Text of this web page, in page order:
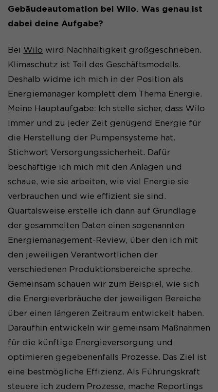
Gebäudeautomation bei Wilo. Was genau ist
dabei deine Aufgabe?
Bei Wilo wird Nachhaltigkeit großgeschrieben.
Klimaschutz ist Teil des Geschäftsmodells.
Deshalb widme ich mich in der Position als
Energiemanager komplett dem Thema Energie.
Meine Hauptaufgabe: Ich stelle sicher, dass Wilo
immer und zu jeder Zeit genügend Energie für
die Herstellung der Pumpensysteme hat.
Stichwort Versorgungssicherheit. Dafür
beschäftige ich mich mit den Anlagen und
schaue, wie sie arbeiten, wie viel Energie sie
verbrauchen und wie effizient sie sind.
Quartalsweise erstelle ich dann auf Grundlage
der gesammelten Daten einen sogenannten
Energiemanagement-Review, über den ich mit
den jeweiligen Verantwortlichen der
verschiedenen Produktionsbereiche spreche.
Gemeinsam schauen wir zum Beispiel, wie sich
die Energieverbräuche der jeweiligen Bereiche
über einen längeren Zeitraum entwickelt haben.
Daraufhin entwickeln wir gemeinsam Maßnahmen
für die künftige Energieversorgung und
optimieren gegebenenfalls Prozesse. Das Ziel ist
eine bestmögliche Effizienz. Als Führungskraft
steuere ich zudem Prozesse, mache Reportings